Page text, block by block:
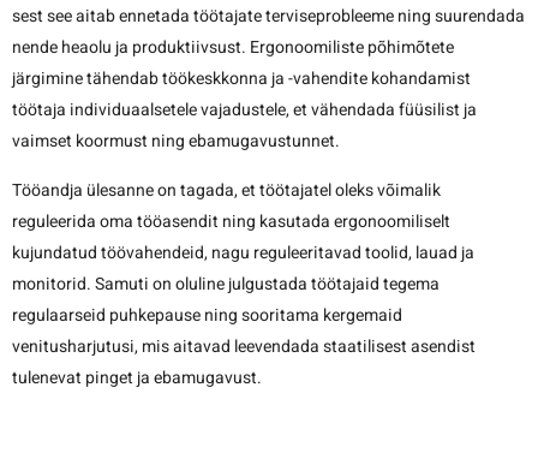
sest see aitab ennetada töötajate terviseprobleeme ning suurendada
nende heaolu ja produktiivsust. Ergonoomiliste põhimõtete
järgimine tähendab töökeskkonna ja -vahendite kohandamist
töötaja individuaalsetele vajadustele, et vähendada füüsilist ja
vaimset koormust ning ebamugavustunnet.
Tööandja ülesanne on tagada, et töötajatel oleks võimalik
reguleerida oma tööasendit ning kasutada ergonoomiliselt
kujundatud töövahendeid, nagu reguleeritavad toolid, lauad ja
monitorid. Samuti on oluline julgustada töötajaid tegema
regulaarseid puhkepause ning sooritama kergemaid
venitusharjutusi, mis aitavad leevendada staatilisest asendist
tulenevat pinget ja ebamugavust.